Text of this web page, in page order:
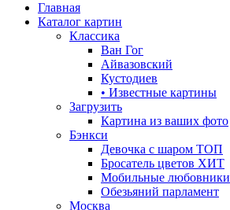
Главная
Каталог картин
Классика
Ван Гог
Айвазовский
Кустодиев
• Известные картины
Загрузить
Картина из ваших фото
Бэнкси
Девочка с шаром ТОП
Бросатель цветов ХИТ
Мобильные любовники
Обезьяний парламент
Москва